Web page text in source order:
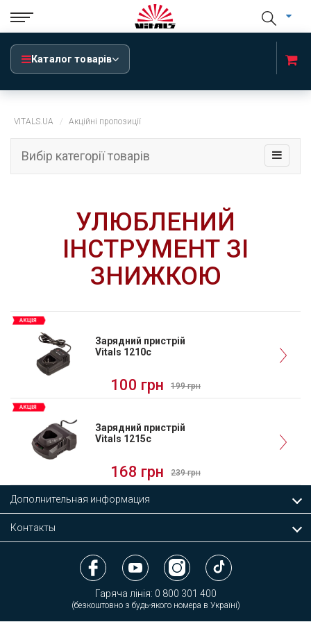
Каталог товарів
VITALS.UA Акційні пропозиції
Вибір категорії товарів
УЛЮБЛЕНИЙ
ІНСТРУМЕНТ ЗІ
ЗНИЖКОЮ
Зарядний пристрій
Vitals 1210c
100 грн 199 грн
Зарядний пристрій
Vitals 1215c
168 грн 239 грн
Дополнительная информация
Контакты
Гаряча лінія: 0 800 301 400
(безкоштовно з будь-якого номера в Україні)